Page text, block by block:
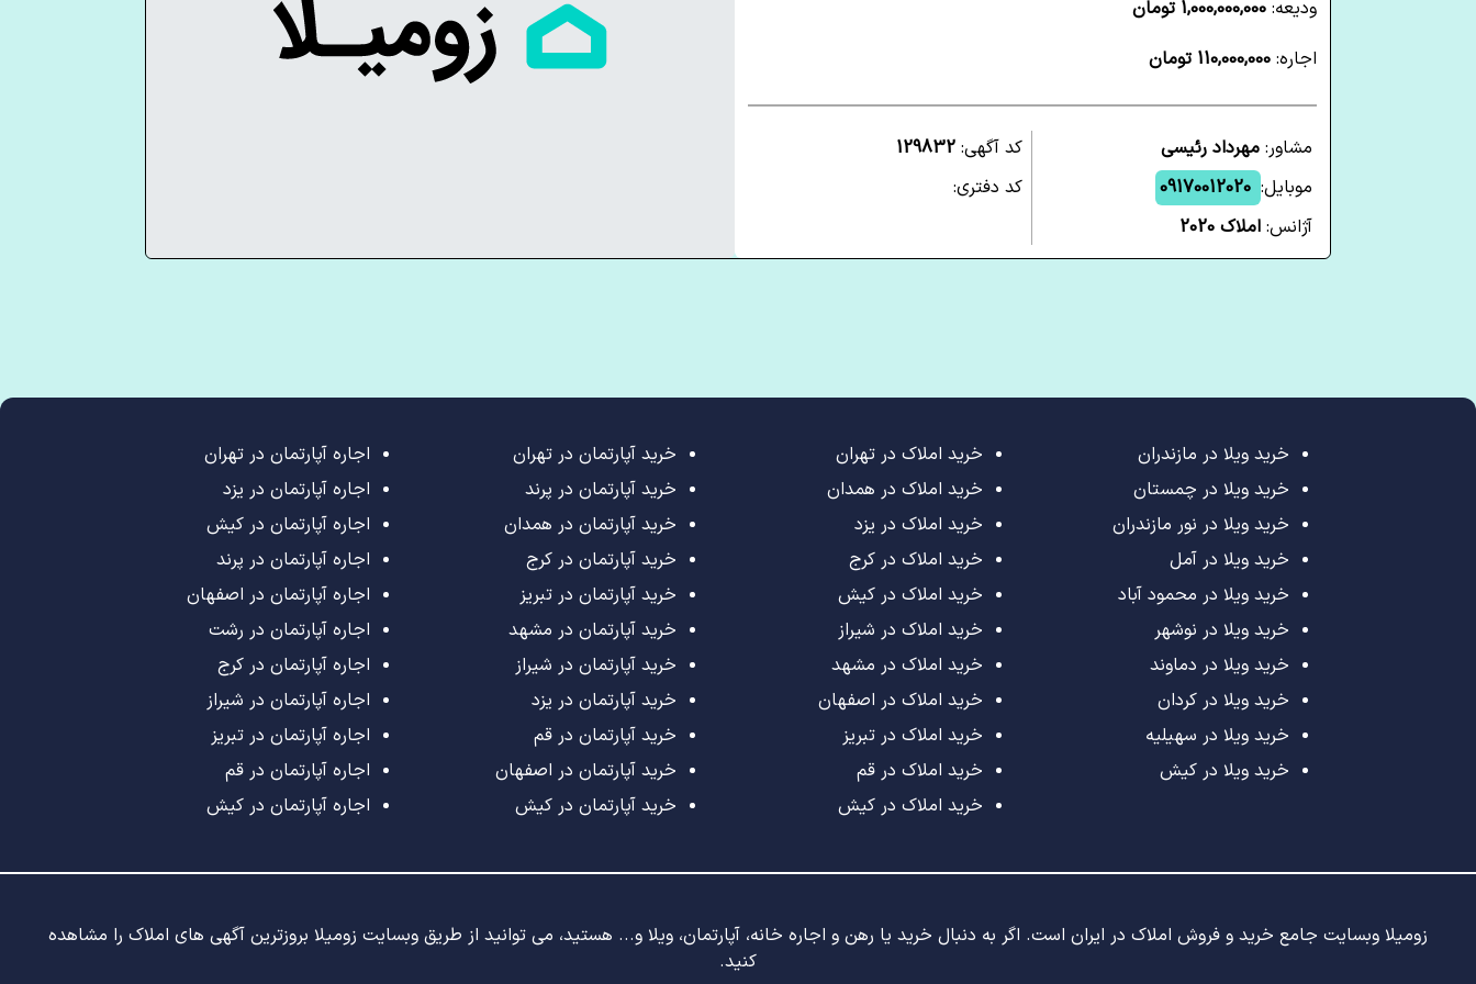
ودیعه: 1,000,000,000 تومان
اجاره: 110,000,000 تومان
مشاور: مهرداد رئیسی
موبایل: 09170012020
آژانس: املاک 2020
کد آگهی: 129832
کد دفتری:
خرید ویلا در مازندران
خرید ویلا در چمستان
خرید ویلا در نور مازندران
خرید ویلا در آمل
خرید ویلا در محمود آباد
خرید ویلا در نوشهر
خرید ویلا در دماوند
خرید ویلا در کردان
خرید ویلا در سهیلیه
خرید ویلا در کیش
خرید املاک در تهران
خرید املاک در همدان
خرید املاک در یزد
خرید املاک در کرج
خرید املاک در کیش
خرید املاک در شیراز
خرید املاک در مشهد
خرید املاک در اصفهان
خرید املاک در تبریز
خرید املاک در قم
خرید املاک در کیش
خرید آپارتمان در تهران
خرید آپارتمان در پرند
خرید آپارتمان در همدان
خرید آپارتمان در کرج
خرید آپارتمان در تبریز
خرید آپارتمان در مشهد
خرید آپارتمان در شیراز
خرید آپارتمان در یزد
خرید آپارتمان در قم
خرید آپارتمان در اصفهان
خرید آپارتمان در کیش
اجاره آپارتمان در تهران
اجاره آپارتمان در یزد
اجاره آپارتمان در کیش
اجاره آپارتمان در پرند
اجاره آپارتمان در اصفهان
اجاره آپارتمان در رشت
اجاره آپارتمان در کرج
اجاره آپارتمان در شیراز
اجاره آپارتمان در تبریز
اجاره آپارتمان در قم
اجاره آپارتمان در کیش
زومیلا وبسایت جامع خرید و فروش املاک در ایران است. اگر به دنبال خرید یا رهن و اجاره خانه، آپارتمان، ویلا و... هستید، می توانید از طریق وبسایت زومیلا بروزترین آگهی های املاک را مشاهده
کنید.